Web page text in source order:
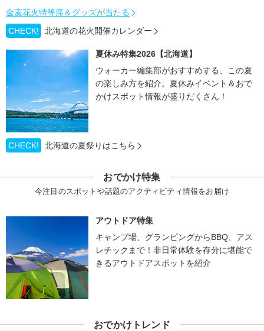
金麦花火特等席＆グッズが当たる
CHECK!
北海道の花火開催カレンダー
夏休み特集2026【北海道】
ウォーカー編集部がおすすめする、この夏
の楽しみ方を紹介。夏休みイベント＆おで
かけスポット情報が盛りだくさん！
CHECK! 北海道の夏祭りはこちら
おでかけ特集
今注目のスポットや話題のアクティビティ情報をお届け
アウトドア特集
キャンプ場、グランピングからBBQ、アス
レチックまで！非日常体験を存分に堪能で
きるアウトドアスポットを紹介
おでかけトレンド